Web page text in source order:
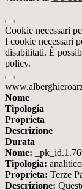
Cookie necessari
I cookie necessari
disabilitati. È
policy.
Nome
Tipologia
Proprieta
Descrizione
Durata
Nome:
Tipologia: analitico
Proprieta: Terze
Descrizione: